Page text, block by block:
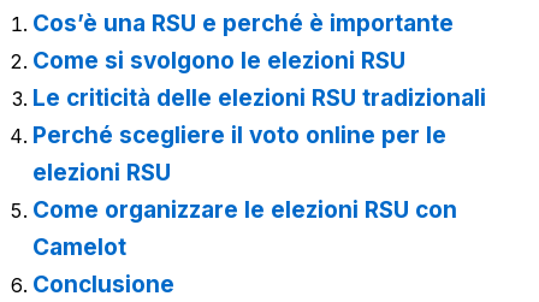
Cos’è una RSU e perché è importante
Come si svolgono le elezioni RSU
Le criticità delle elezioni RSU tradizionali
Perché scegliere il voto online per le
elezioni RSU
Come organizzare le elezioni RSU con
Camelot
Conclusione